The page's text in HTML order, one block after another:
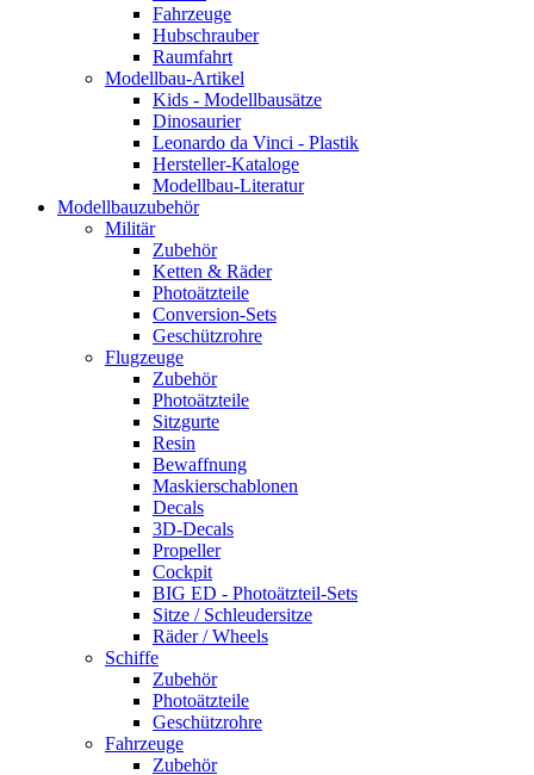
Fahrzeuge
Hubschrauber
Raumfahrt
Modellbau-Artikel
Kids - Modellbausätze
Dinosaurier
Leonardo da Vinci - Plastik
Hersteller-Kataloge
Modellbau-Literatur
Modellbauzubehör
Militär
Zubehör
Ketten & Räder
Photoätzteile
Conversion-Sets
Geschützrohre
Flugzeuge
Zubehör
Photoätzteile
Sitzgurte
Resin
Bewaffnung
Maskierschablonen
Decals
3D-Decals
Propeller
Cockpit
BIG ED - Photoätzteil-Sets
Sitze / Schleudersitze
Räder / Wheels
Schiffe
Zubehör
Photoätzteile
Geschützrohre
Fahrzeuge
Zubehör